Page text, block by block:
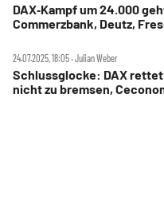
DAX‑Kampf um 24.000
Commerzbank, Deutz,
24.07.2025, 18:05 ‧ Julian Weber
Schlussglocke: DAX rettet
nicht zu bremsen,